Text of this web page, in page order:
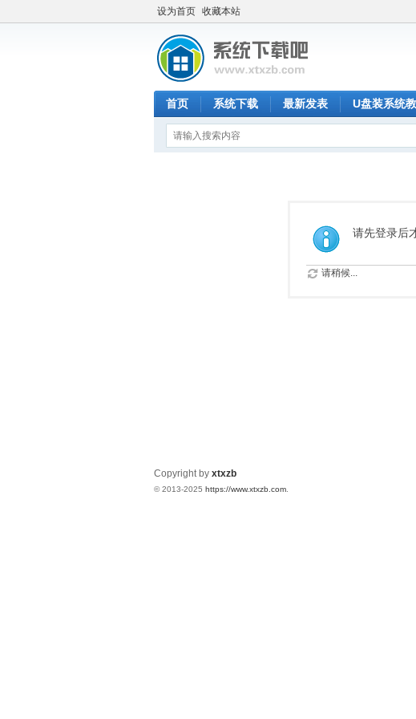
设为首页 收藏本站
首页 系统下载 最新发表 U盘装系统
请先登录后
请稍候...
Copyright by xtxzb
© 2013-2025 https://www.xtxzb.com